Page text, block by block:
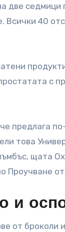
две
Всички 40
с
предлага
това
щата
Проучване
и
от броколи